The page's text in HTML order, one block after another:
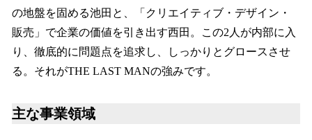
の地盤を固める池田と、「クリエイティブ・デザイン・
販売」で企業の価値を引き出す西田。この2人が内部に入
り、徹底的に問題点を追求し、しっかりとグロースさせ
る。それがTHE LAST MANの強みです。
主な事業領域